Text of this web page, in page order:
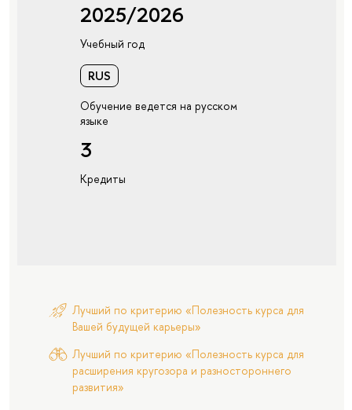
2025/2026
Учебный год
RUS
Обучение ведется на русском
языке
3
Кредиты
Лучший по критерию «Полезность курса для
Вашей будущей карьеры»
Лучший по критерию «Полезность курса для
расширения кругозора и разностороннего
развития»